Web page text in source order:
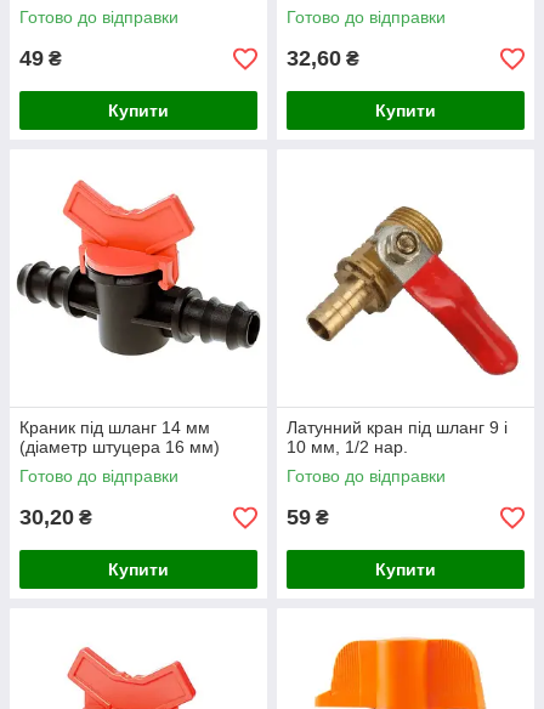
Готово до відправки
49 ₴
Купити
Готово до відправки
32,60 ₴
Купити
Краник під шланг 14 мм
(діаметр штуцера 16 мм)
Готово до відправки
30,20 ₴
Купити
Латунний кран під шланг 9 і
10 мм, 1/2 нар.
Готово до відправки
59 ₴
Купити